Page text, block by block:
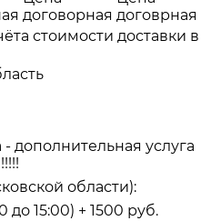
договорная договрная
стоимости доставки в
дополнительная услуга
области):
до 15:00) + 1500 руб.